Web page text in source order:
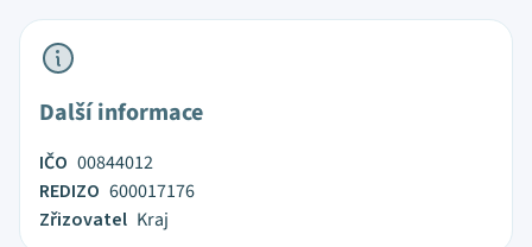
Další informace
IČO 00844012
REDIZO 600017176
Zřizovatel Kraj